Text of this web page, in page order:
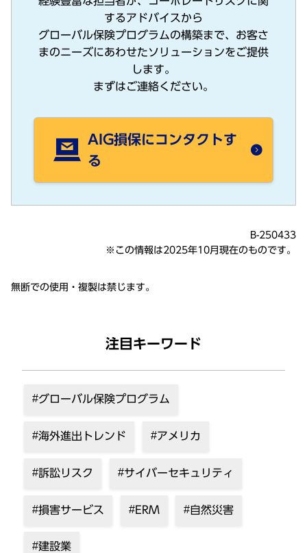
するアドバイスから
グローバル保険プログラムの構築まで、お客さ
まのニーズにあわせたソリューションをご提供
します。
まずはご連絡ください。
AIG損保にコンタクトす
る
B-250433
※この情報は2025年10⽉現在のものです。
無断での使用 ・ 複製は禁じます。
注目キーワード
グローバル保険プログラム
海外進出トレンド アメリカ
訴訟リスク サイバーセキュリティ
損害サービス ERM 自然災害
建設業